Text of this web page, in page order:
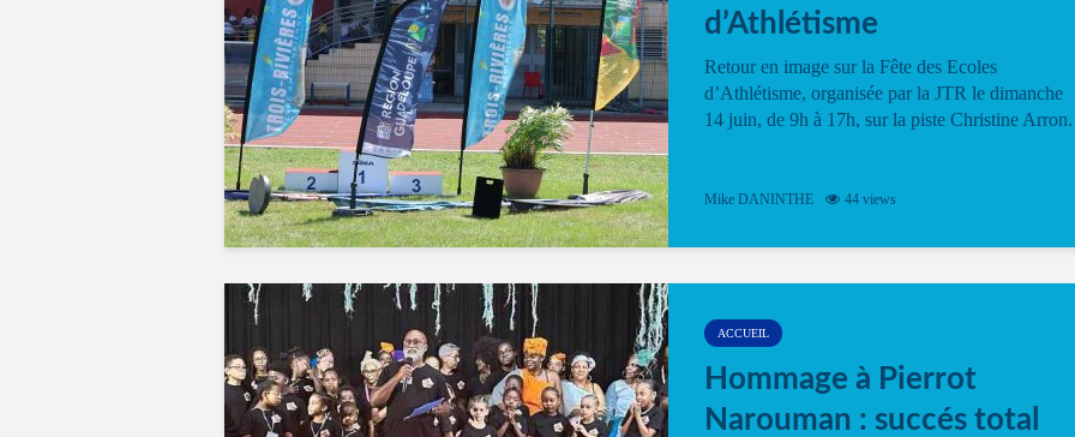
d’Athlétisme
Retour en image sur la Fête des Ecoles
d’Athlétisme, organisée par la JTR le dimanche
14 juin, de 9h à 17h, sur la piste Christine Arron.
Mike DANINTHE 44 views
ACCUEIL
Hommage à Pierrot
Narouman : succés total